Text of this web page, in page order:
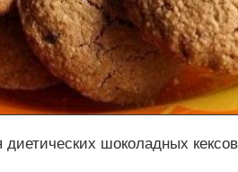
диетических шоколадных